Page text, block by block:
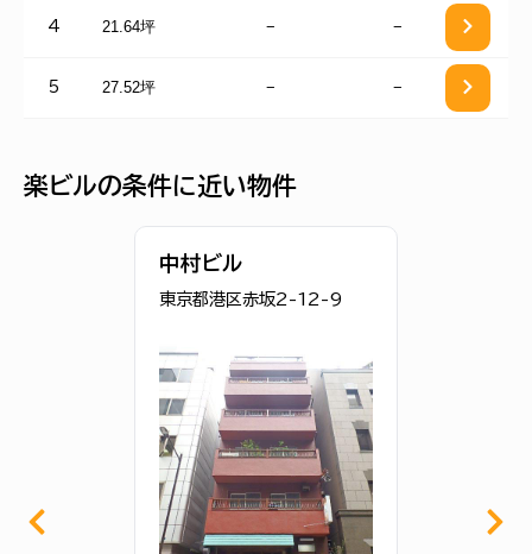
4 21.64坪 − −
5 27.52坪 − −
楽ビルの条件に近い物件
中村ビル
東京都港区赤坂2-12-9